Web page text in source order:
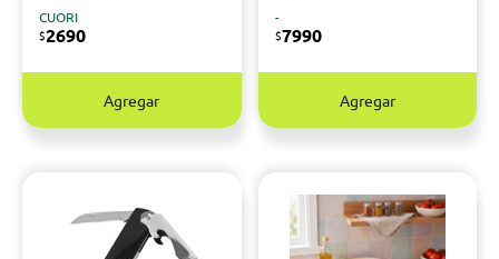
CUORI
$2690
Agregar
-
$7990
Agregar